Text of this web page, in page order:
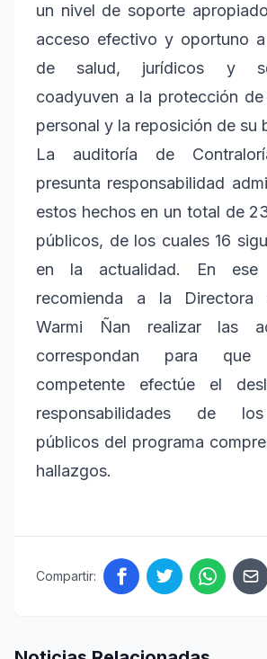
un nivel de soporte
acceso efectivo y oportuno
de salud, jurídicos y
coadyuven a la protección
personal y la reposición de su
La auditoría de
presunta responsabilidad
estos hechos en un total de
públicos, de los cuales 16
en la actualidad. En ese
recomienda a la Directora
Warmi Ñan realizar las
correspondan para
competente efectúe el
responsabilidades de
públicos del programa
hallazgos.
Compartir: